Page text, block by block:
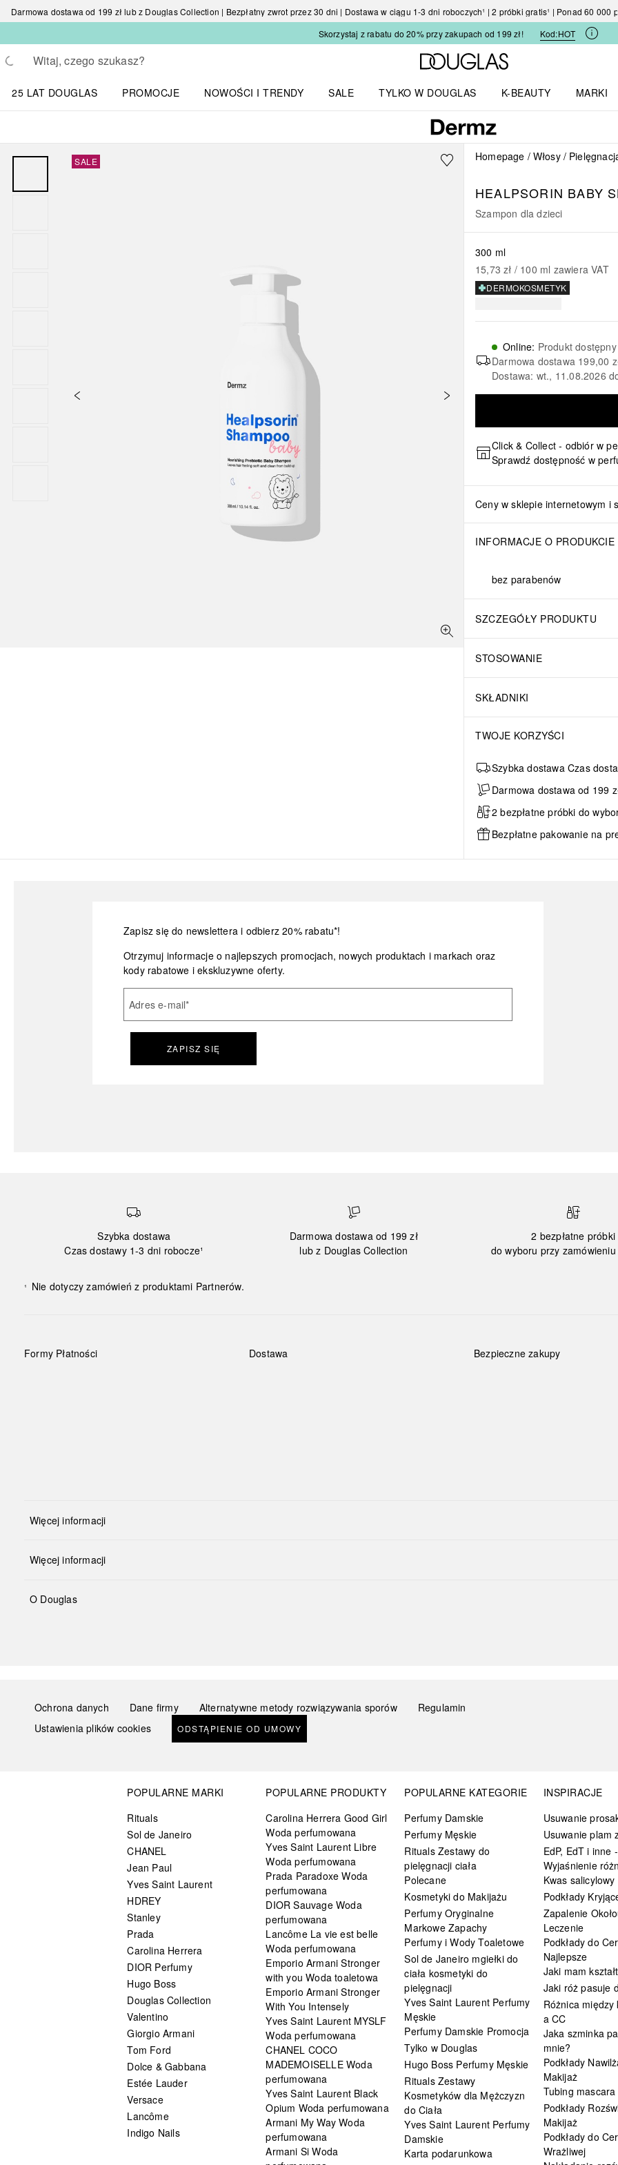
Darmowa dostawa od 199 zł lub z Douglas Collection | Bezpłatny zwrot przez 30 dni | Dostawa w ciągu 1-3 dni roboczych¹ | 2 próbki gratis¹ | Ponad 60 000
Skorzystaj z rabatu do 20% przy zakupach od 199 zł!
Kod:HOT
Wracać
Wykonaj wyszukiwanie
Strona główna Douglas
25 LAT DOUGLAS
PROMOCJE
NOWOŚCI I TRENDY
SALE
TYLKO W DOUGLAS
K-BEAUTY
MARKI
SALE Homepage Włosy
HEALPSORIN BABY
Szampon dla dzieci
300 ml
15,73 zł / 100 ml zawiera VAT
DERMOKOSMETYK
Online: Produkt dostępny
Darmowa dostawa 199,00
Dostawa: wt., 11.08.2026
Click & Collect - odbiór w
Sprawdź dostępność w
Ceny w sklepie internetowym i
INFORMACJE O PRODUKCIE
bez parabenów
SZCZEGÓŁY PRODUKTU
STOSOWANIE
SKŁADNIKI
TWOJE KORZYŚCI
Szybka dostawa Czas
Darmowa dostawa od 199
2 bezpłatne próbki do
Bezpłatne pakowanie na
Zapisz się do newslettera i odbierz 20% rabatu*!
Otrzymuj informacje o najlepszych promocjach, nowych produktach i markach oraz
kody rabatowe i ekskluzywne oferty.
Adres e-mail*
ZAPISZ SIĘ
Szybka dostawa
Czas dostawy 1-3 dni robocze¹
Darmowa dostawa od 199 zł
lub z Douglas Collection
2 bezpłatne próbki
do wyboru przy zamówieniu
¹ Nie dotyczy zamówień z produktami Partnerów.
Formy Płatności Dostawa Bezpieczne zakupy
Więcej informacji
Więcej informacji
O Douglas
Ochrona danych Dane firmy Alternatywne metody rozwiązywania sporów
Regulamin
Ustawienia plików cookies
ODSTĄPIENIE OD UMOWY
POPULARNE MARKI
Rituals
Sol de Janeiro
CHANEL
Jean Paul
Yves Saint Laurent
HDREY
Stanley
Prada
Carolina Herrera
DIOR Perfumy
Hugo Boss
Douglas Collection
Valentino
Giorgio Armani
Tom Ford
Dolce & Gabbana
Estée Lauder
Versace
Lancôme
Indigo Nails
POPULARNE PRODUKTY
Carolina Herrera Good Girl
Woda perfumowana
Yves Saint Laurent Libre
Woda perfumowana
Prada Paradoxe Woda
perfumowana
DIOR Sauvage Woda
perfumowana
Lancôme La vie est belle
Woda perfumowana
Emporio Armani Stronger
with you Woda toaletowa
Emporio Armani Stronger
With You Intensely
Yves Saint Laurent MYSLF
Woda perfumowana
CHANEL COCO
MADEMOISELLE Woda
perfumowana
Yves Saint Laurent Black
Opium Woda perfumowana
Armani My Way Woda
perfumowana
Armani Si Woda
POPULARNE KATEGORIE
Perfumy Damskie
Perfumy Męskie
Rituals Zestawy do
pielęgnacji ciała
Polecane
Kosmetyki do Makijażu
Perfumy Oryginalne
Markowe Zapachy
Perfumy i Wody Toaletowe
Sol de Janeiro mgiełki do
ciała kosmetyki do
pielęgnacji
Yves Saint Laurent Perfumy
Męskie
Perfumy Damskie Promocja
Tylko w Douglas
Hugo Boss Perfumy Męskie
Rituals Zestawy
Kosmetyków dla Mężczyzn
do Ciała
Yves Saint Laurent Perfumy
Damskie
Karta podarunkowa
INSPIRACJE
Usuwanie
Usuwanie plam
EdP, EdT i inne -
Wyjaśnienie
Kwas salicylowy
Podkłady
Zapalenie
Leczenie
Podkłady do
Najlepsze
Jaki mam
Jaki róż pasuje
Różnica między
a CC
Jaka szminka
mnie?
Podkłady
Makijaż
Tubing mascara
Podkłady
Makijaż
Podkłady do
Wrażliwej